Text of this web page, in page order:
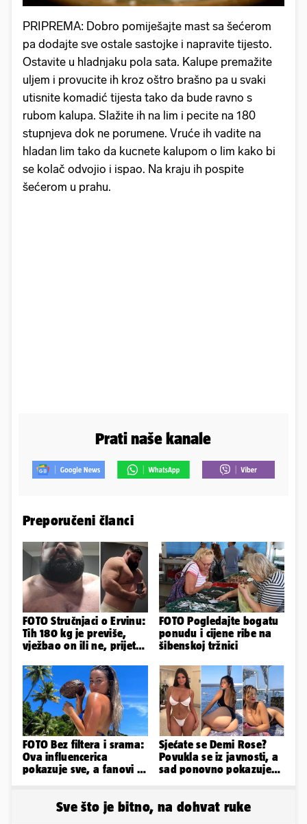
PRIPREMA: Dobro pomiješajte mast sa šećerom
pa dodajte sve ostale sastojke i napravite tijesto.
Ostavite u hladnjaku pola sata. Kalupe premažite
uljem i provucite ih kroz oštro brašno pa u svaki
utisnite komadić tijesta tako da bude ravno s
rubom kalupa. Slažite ih na lim i pecite na 180
stupnjeva dok ne porumene. Vruće ih vadite na
hladan lim tako da kucnete kalupom o lim kako bi
se kolač odvojio i ispao. Na kraju ih pospite
šećerom u prahu.
Prati naše kanale
Preporučeni članci
FOTO Stručnjaci o Ervinu:
Tih 180 kg je previše,
vježbao on ili ne, prijete
FOTO Pogledajte bogatu
ponudu i cijene ribe na
šibenskoj tržnici
FOTO Bez filtera i srama:
Ova influencerica
pokazuje sve, a fanovi je
Sjećate se Demi Rose?
Povukla se iz javnosti, a
sad ponovno pokazuje
Sve što je bitno, na dohvat ruke